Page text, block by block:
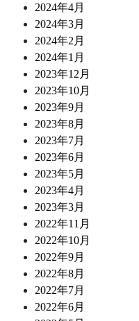
2024年4月
2024年3月
2024年2月
2024年1月
2023年12月
2023年10月
2023年9月
2023年8月
2023年7月
2023年6月
2023年5月
2023年4月
2023年3月
2022年11月
2022年10月
2022年9月
2022年8月
2022年7月
2022年6月